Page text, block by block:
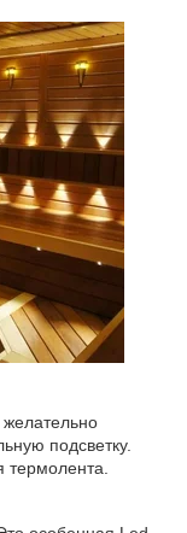
подсветку.
термолента.